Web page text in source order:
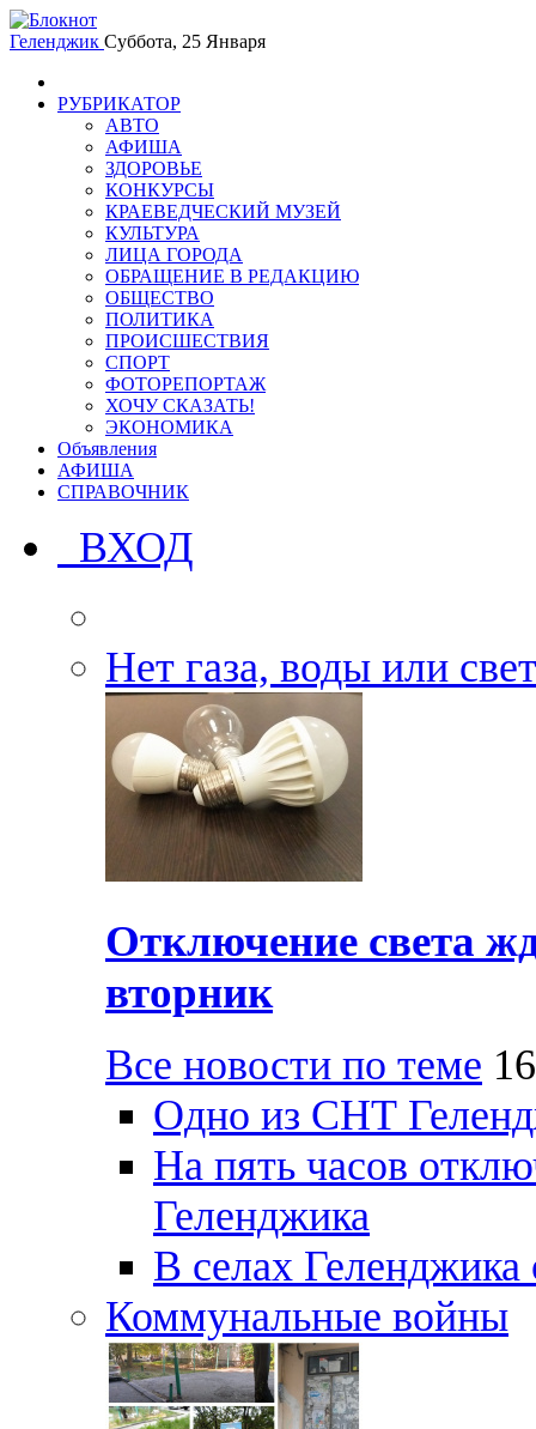
Геленджик Суббота, 25 Января
РУБРИКАТОР
АВТО
АФИША
ЗДОРОВЬЕ
КОНКУРСЫ
КРАЕВЕДЧЕСКИЙ МУЗЕЙ
КУЛЬТУРА
ЛИЦА ГОРОДА
ОБРАЩЕНИЕ В РЕДАКЦИЮ
ОБЩЕСТВО
ПОЛИТИКА
ПРОИСШЕСТВИЯ
СПОРТ
ФОТОРЕПОРТАЖ
ХОЧУ СКАЗАТЬ!
ЭКОНОМИКА
Объявления
АФИША
СПРАВОЧНИК
ВХОД
Нет газа, воды или
Отключение света
вторник
Все новости по теме
Одно из СНТ
На пять часов
Геленджика
В селах Геленджика
Коммунальные войны